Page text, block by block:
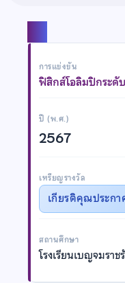
การแข่งขัน
ฟิสิกส์โอลิมปิกระดั
ปี (พ.ศ.)
2567
เหรียญรางวัล
เกียรติคุณประกา
สถานศึกษา
โรงเรียนเบญจมรา